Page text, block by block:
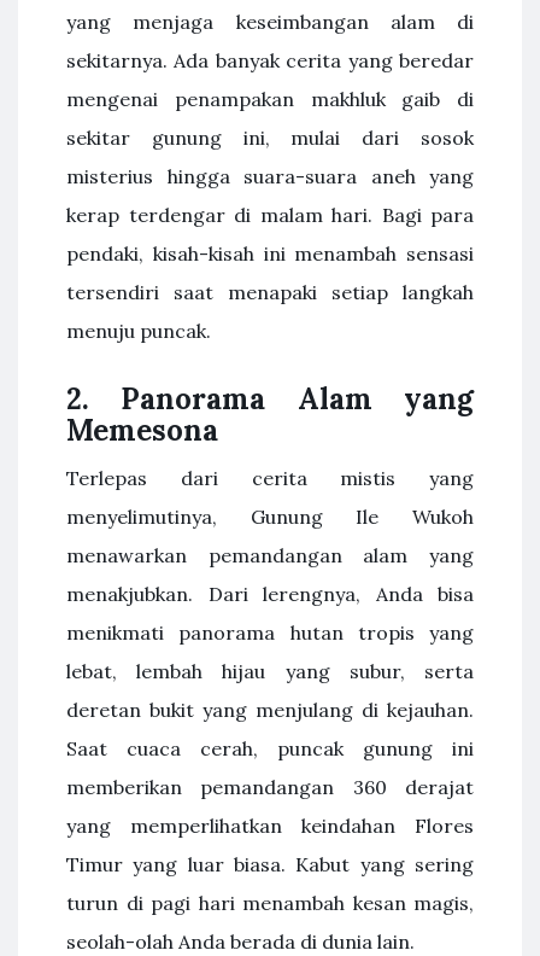
yang menjaga keseimbangan alam di
sekitarnya. Ada banyak cerita yang beredar
mengenai penampakan makhluk gaib di
sekitar gunung ini, mulai dari sosok
misterius hingga suara-suara aneh yang
kerap terdengar di malam hari. Bagi para
pendaki, kisah-kisah ini menambah sensasi
tersendiri saat menapaki setiap langkah
menuju puncak.
2. Panorama Alam yang
Memesona
Terlepas dari cerita mistis yang
menyelimutinya, Gunung Ile Wukoh
menawarkan pemandangan alam yang
menakjubkan. Dari lerengnya, Anda bisa
menikmati panorama hutan tropis yang
lebat, lembah hijau yang subur, serta
deretan bukit yang menjulang di kejauhan.
Saat cuaca cerah, puncak gunung ini
memberikan pemandangan 360 derajat
yang memperlihatkan keindahan Flores
Timur yang luar biasa. Kabut yang sering
turun di pagi hari menambah kesan magis,
seolah-olah Anda berada di dunia lain.